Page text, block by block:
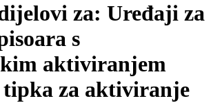
za: Uređaji za
s
aktiviranjem
za aktiviranje